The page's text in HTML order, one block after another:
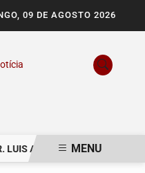
09 DE AGOSTO 2026
FIRMIANO TEIXEIRA
MENU